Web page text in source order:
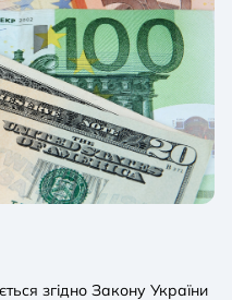
згідно Закону України